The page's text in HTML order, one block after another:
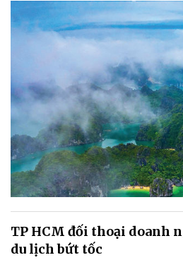
TP HCM đối thoại doanh
du lịch bứt tốc